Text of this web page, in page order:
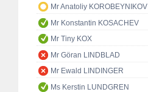
Mr Anatoliy KOROBEYNIKOV
Mr Konstantin KOSACHEV
Mr Tiny KOX
Mr Göran LINDBLAD
Mr Ewald LINDINGER
Ms Kerstin LUNDGREN